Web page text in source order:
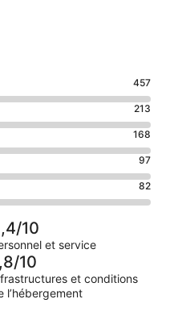
457
213
168
97
82
10
et service
10
et conditions
l’hébergement